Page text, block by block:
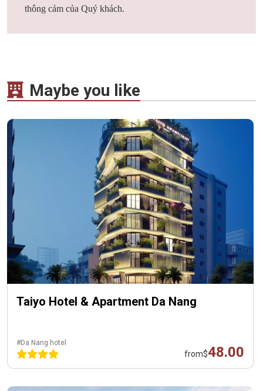
thông cảm của Quý khách.
Maybe you like
Taiyo Hotel & Apartment Da Nang
#Da Nang hotel
from$48.00